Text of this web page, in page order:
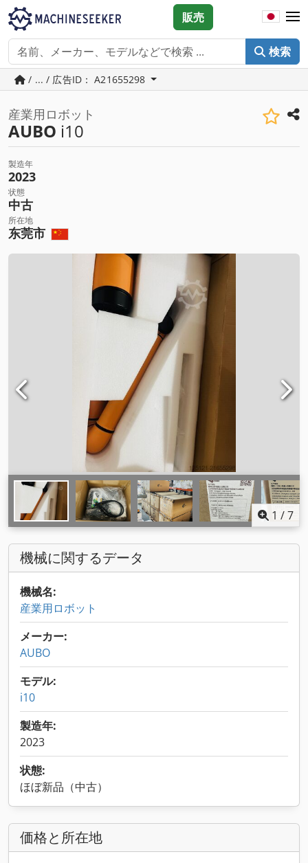
検索
販売
/ ... / 広告ID： A21655298
産業用ロボット
AUBO i10
製造年
2023
状態
中古
所在地
东莞市
1 /7
機械に関するデータ
機械名:
産業用ロボット
メーカー:
AUBO
モデル:
i10
製造年:
2023
状態:
ほぼ新品（中古）
価格と所在地